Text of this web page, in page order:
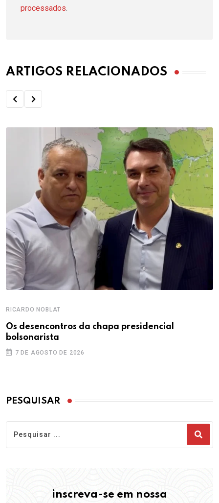
processados.
ARTIGOS RELACIONADOS
RICARDO NOBLAT
Os desencontros da chapa presidencial
bolsonarista
7 DE AGOSTO DE 2026
PESQUISAR
inscreva-se em nossa